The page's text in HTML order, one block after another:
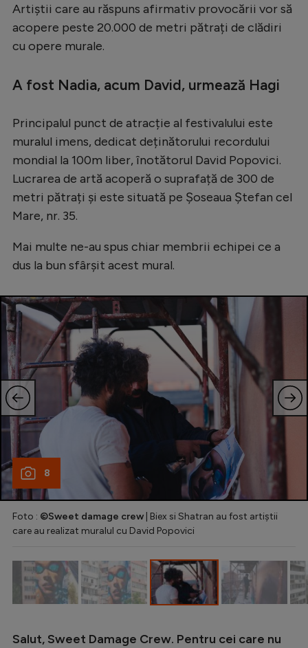
Starurile fotbalului
EURO 2024
Clasamente
Tenis
Handbal
Gimnastică
Rugby
Ciclism
Alte sporturi
JO 2024
JO 2026
Intră în cont
Creează cont
Artiștii care au răspuns afirmativ provocării vor să
acopere peste 20.000 de metri pătrați de clădiri
cu opere murale.
A fost Nadia, acum David, urmează Hagi
Principalul punct de atracție al festivalului este
muralul imens, dedicat deținătorului recordului
mondial la 100m liber, înotătorul David Popovici.
Lucrarea de artă acoperă o suprafață de 300 de
metri pătrați și este situată pe Șoseaua Ștefan cel
Mare, nr. 35.
Mai multe ne-au spus chiar membrii echipei ce a
dus la bun sfârșit acest mural.
8
Foto : ©Sweet damage crew | Biex si Shatran au fost artiștii
care au realizat muralul cu David Popovici
Salut, Sweet Damage Crew. Pentru cei care nu